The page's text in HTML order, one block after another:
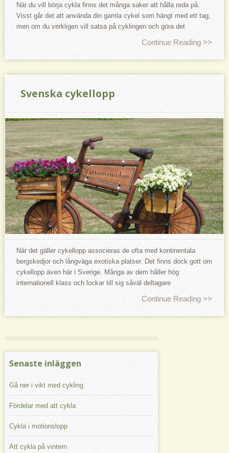
När du vill börja cykla finns det många saker att hålla reda på.
Visst går det att använda din gamla cykel som hängt med ett tag,
men om du verkligen vill satsa på cyklingen och göra det
Continue Reading >>
Svenska cykellopp
När det gäller cykellopp associeras de ofta med kontinentala
bergskedjor och långväga exotiska platser. Det finns dock gott om
cykellopp även här i Sverige. Många av dem håller hög
internationell klass och lockar till sig såväl deltagare
Continue Reading >>
Senaste inläggen
Gå ner i vikt med cykling
Fördelar med att cykla
Cykla i motionslopp
Att cykla på vintern